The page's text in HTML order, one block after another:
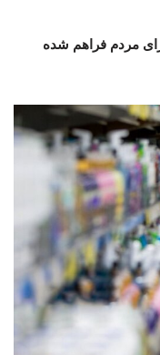
مردم فراهم شده